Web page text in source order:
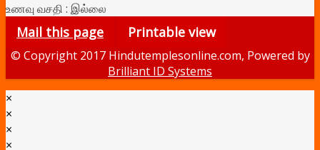
உணவு வசதி : இல்லை
Mail this page Printable view
© Copyright 2017 Hindutemplesonline.com, Powered by
Brilliant ID Systems
×
×
×
×